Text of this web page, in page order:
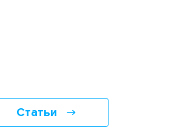
Статьи